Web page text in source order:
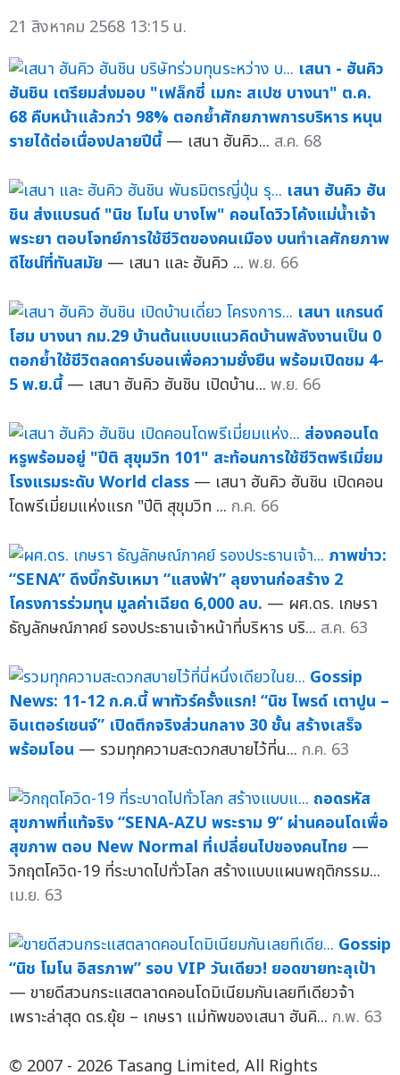
21 สิงหาคม 2568 13:15 น.
เสนา - ฮันคิว
ฮันชิน เตรียมส่งมอบ "เฟล็กซี่ เมกะ สเปซ บางนา" ต.ค.
68 คืบหน้าแล้วกว่า 98% ตอกย้ำศักยภาพการบริหาร หนุน
รายได้ต่อเนื่องปลายปีนี้ — เสนา ฮันคิว... ส.ค. 68
เสนา ฮันคิว ฮัน
ชิน ส่งแบรนด์ "นิช โมโน บางโพ" คอนโดวิวโค้งแม่น้ำเจ้า
พระยา ตอบโจทย์การใช้ชีวิตของคนเมือง บนทำเลศักยภาพ
ดีไซน์ที่ทันสมัย — เสนา และ ฮันคิว ... พ.ย. 66
เสนา แกรนด์
โฮม บางนา กม.29 บ้านต้นแบบแนวคิดบ้านพลังงานเป็น 0
ตอกย้ำใช้ชีวิตลดคาร์บอนเพื่อความยั่งยืน พร้อมเปิดชม 4-
5 พ.ย.นี้ — เสนา ฮันคิว ฮันชิน เปิดบ้าน... พ.ย. 66
ส่องคอนโด
หรูพร้อมอยู่ "ปีติ สุขุมวิท 101" สะท้อนการใช้ชีวิตพรีเมี่ยม
โรงแรมระดับ World class — เสนา ฮันคิว ฮันชิน เปิดคอน
โดพรีเมี่ยมแห่งแรก "ปีติ สุขุมวิท ... ก.ค. 66
ภาพข่าว:
“SENA” ดึงบึ๊กรับเหมา “แสงฟ้า” ลุยงานก่อสร้าง 2
โครงการร่วมทุน มูลค่าเฉียด 6,000 ลบ. — ผศ.ดร. เกษรา
ธัญลักษณ์ภาคย์ รองประธานเจ้าหน้าที่บริหาร บริ... ส.ค. 63
Gossip
News: 11-12 ก.ค.นี้ พาทัวร์ครั้งแรก! “นิช ไพรด์ เตาปูน –
อินเตอร์เชนจ์” เปิดตึกจริงส่วนกลาง 30 ชั้น สร้างเสร็จ
พร้อมโอน — รวมทุกความสะดวกสบายไว้ที่น... ก.ค. 63
ถอดรหัส
สุขภาพที่แท้จริง “SENA-AZU พระราม 9” ผ่านคอนโดเพื่อ
สุขภาพ ตอบ New Normal ที่เปลี่ยนไปของคนไทย —
วิกฤตโควิด-19 ที่ระบาดไปทั่วโลก สร้างแบบแผนพฤติกรรม...
เม.ย. 63
Gossip
“นิช โมโน อิสรภาพ” รอบ VIP วันเดียว! ยอดขายทะลุเป้า
— ขายดีสวนกระแสตลาดคอนโดมิเนียมกันเลยทีเดียวจ้า
เพราะล่าสุด ดร.ยุ้ย – เกษรา แม่ทัพของเสนา ฮันคิ... ก.พ. 63
© 2007 - 2026 Tasang Limited, All Rights